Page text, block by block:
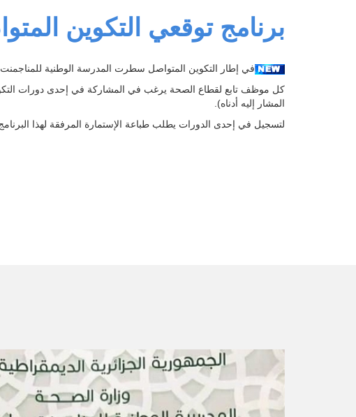
برنامج توقعي التكوين
في إطار التكوين المتواصل سطرت المدرسة الوطنية للمناجمنت
المشار إليه أدناه).
لتسجيل في إحدى الدورات يطلب طباعة الإستمارة المرفقة لهذا